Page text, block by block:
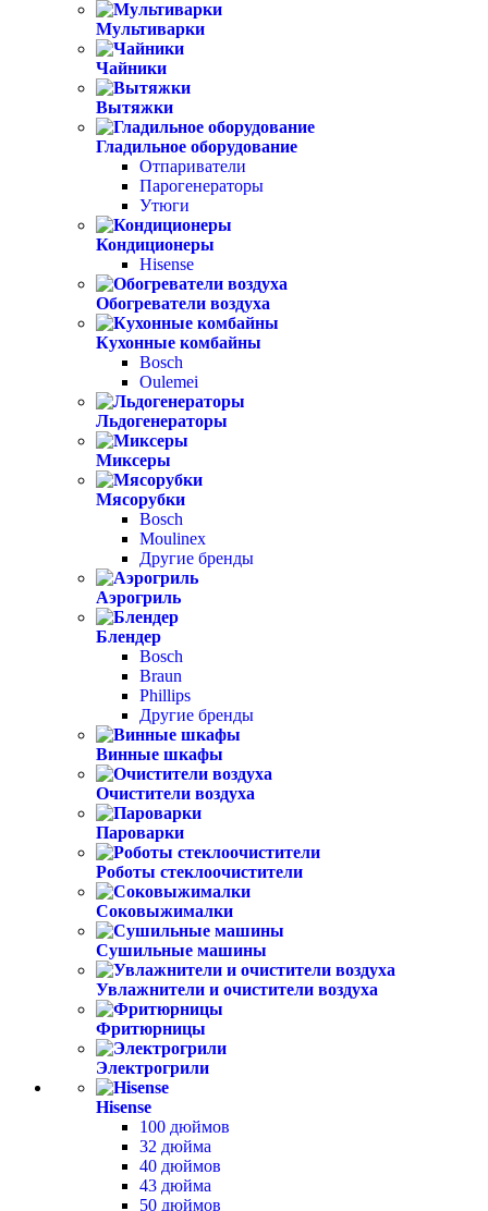
Мультиварки
Чайники
Вытяжки
Гладильное оборудование
Отпариватели
Парогенераторы
Утюги
Кондиционеры
Hisense
Обогреватели воздуха
Кухонные комбайны
Bosch
Oulemei
Льдогенераторы
Миксеры
Мясорубки
Bosch
Moulinex
Другие бренды
Аэрогриль
Блендер
Bosch
Braun
Phillips
Другие бренды
Винные шкафы
Очистители воздуха
Пароварки
Роботы стеклоочистители
Соковыжималки
Сушильные машины
Увлажнители и очистители воздуха
Фритюрницы
Электрогрили
Hisense
100 дюймов
32 дюйма
40 дюймов
43 дюйма
50 дюймов